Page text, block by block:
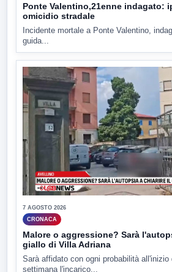
Ponte Valentino,21enne indagato:
omicidio stradale
Incidente mortale a Ponte Valentino,
guida...
7 AGOSTO 2026
CRONACA
Malore o aggressione? Sarà
giallo di Villa Adriana
Sarà affidato con ogni probabilità all'inizio
settimana l'incarico...